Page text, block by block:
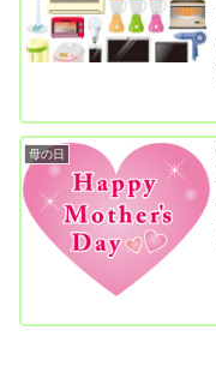
母の日